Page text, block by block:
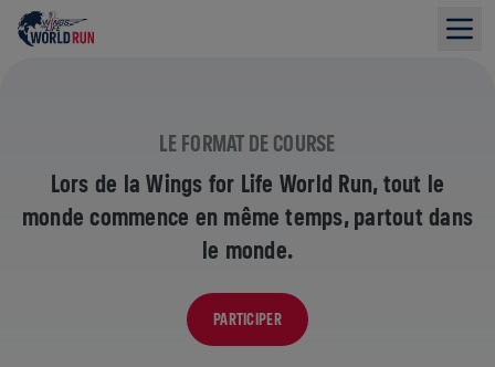
LE FORMAT DE COURSE
Lors de la Wings for Life World Run, tout le
monde commence en même temps, partout dans
le monde.
PARTICIPER